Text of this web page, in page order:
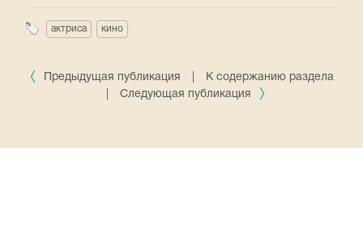
актриса кино
Предыдущая публикация
К содержанию раздела
Следующая публикация